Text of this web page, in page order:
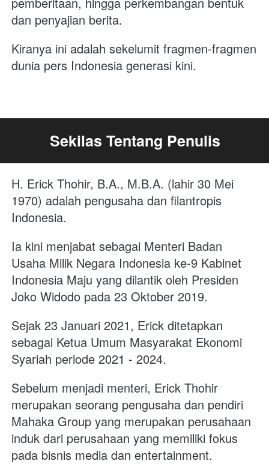
dan penyajian berita.
Kiranya ini adalah sekelumit fragmen-fragmen
dunia pers Indonesia generasi kini.
Sekilas Tentang Penulis
H. Erick Thohir, B.A., M.B.A. (lahir 30 Mei
1970) adalah pengusaha dan filantropis
Indonesia.
Ia kini menjabat sebagai Menteri Badan
Usaha Milik Negara Indonesia ke-9 Kabinet
Indonesia Maju yang dilantik oleh Presiden
Joko Widodo pada 23 Oktober 2019.
Sejak 23 Januari 2021, Erick ditetapkan
sebagai Ketua Umum Masyarakat Ekonomi
Syariah periode 2021 - 2024.
Sebelum menjadi menteri, Erick Thohir
merupakan seorang pengusaha dan pendiri
Mahaka Group yang merupakan perusahaan
induk dari perusahaan yang memiliki fokus
pada bisnis media dan entertainment.